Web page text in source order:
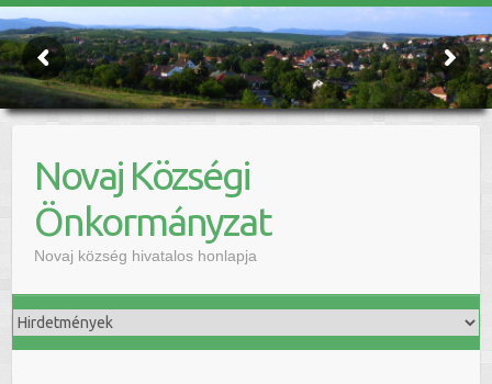
Novaj Községi
Önkormányzat
Novaj község hivatalos honlapja